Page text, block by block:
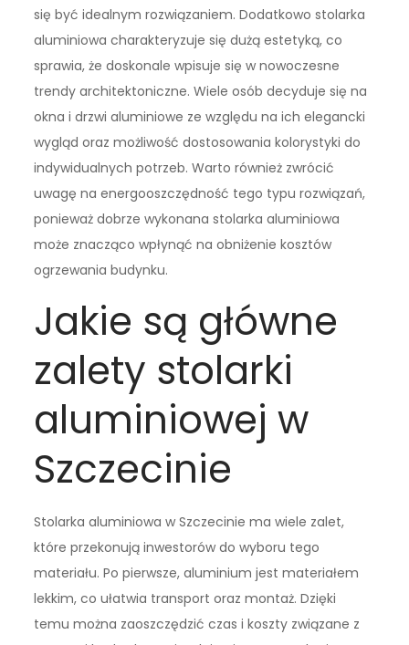
się być idealnym rozwiązaniem. Dodatkowo stolarka
aluminiowa charakteryzuje się dużą estetyką, co
sprawia, że doskonale wpisuje się w nowoczesne
trendy architektoniczne. Wiele osób decyduje się na
okna i drzwi aluminiowe ze względu na ich elegancki
wygląd oraz możliwość dostosowania kolorystyki do
indywidualnych potrzeb. Warto również zwrócić
uwagę na energooszczędność tego typu rozwiązań,
ponieważ dobrze wykonana stolarka aluminiowa
może znacząco wpłynąć na obniżenie kosztów
ogrzewania budynku.
Jakie są główne
zalety stolarki
aluminiowej w
Szczecinie
Stolarka aluminiowa w Szczecinie ma wiele zalet,
które przekonują inwestorów do wyboru tego
materiału. Po pierwsze, aluminium jest materiałem
lekkim, co ułatwia transport oraz montaż. Dzięki
temu można zaoszczędzić czas i koszty związane z